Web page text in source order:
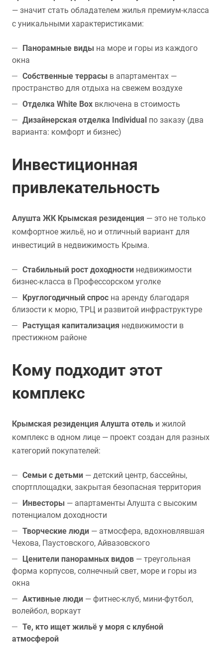
— значит стать обладателем жилья премиум-класса
с уникальными характеристиками:
Панорамные виды на море и горы из каждого
окна
Собственные террасы в апартаментах —
пространство для отдыха на свежем воздухе
Отделка White Box включена в стоимость
Дизайнерская отделка Individual по заказу (два
варианта: комфорт и бизнес)
Инвестиционная
привлекательность
Алушта ЖК Крымская резиденция — это не только
комфортное жильё, но и отличный вариант для
инвестиций в недвижимость Крыма.
Стабильный рост доходности недвижимости
бизнес-класса в Профессорском уголке
Круглогодичный спрос на аренду благодаря
близости к морю, ТРЦ и развитой инфраструктуре
Растущая капитализация недвижимости в
престижном районе
Кому подходит этот
комплекс
Крымская резиденция Алушта отель и жилой
комплекс в одном лице — проект создан для разных
категорий покупателей:
Семьи с детьми — детский центр, бассейны,
спортплощадки, закрытая безопасная территория
Инвесторы — апартаменты Алушта с высоким
потенциалом доходности
Творческие люди — атмосфера, вдохновлявшая
Чехова, Паустовского, Айвазовского
Ценители панорамных видов — треугольная
форма корпусов, солнечный свет, море и горы из
окна
Активные люди — фитнес-клуб, мини-футбол,
волейбол, воркаут
Те, кто ищет жильё у моря с клубной
атмосферой